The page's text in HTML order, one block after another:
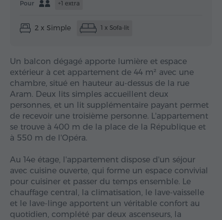
Pour +1 extra
2 x Simple 1 x Sofa-lit
Un balcon dégagé apporte lumière et espace
extérieur à cet appartement de 44 m² avec une
chambre, situé en hauteur au-dessus de la rue
Aram. Deux lits simples accueillent deux
personnes, et un lit supplémentaire payant permet
de recevoir une troisième personne. L'appartement
se trouve à 400 m de la place de la République et
à 550 m de l'Opéra.
Au 14e étage, l'appartement dispose d'un séjour
avec cuisine ouverte, qui forme un espace convivial
pour cuisiner et passer du temps ensemble. Le
chauffage central, la climatisation, le lave-vaisselle
et le lave-linge apportent un véritable confort au
quotidien, complété par deux ascenseurs, la